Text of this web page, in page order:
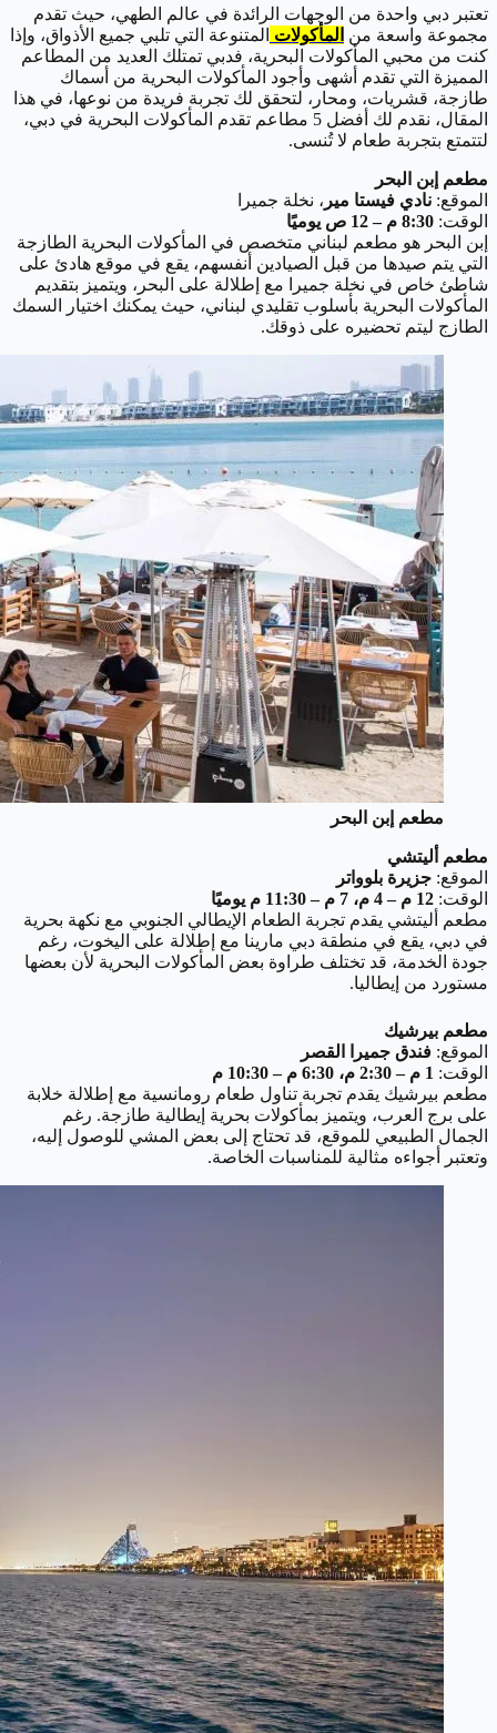
تعتبر دبي واحدة من الوجهات الرائدة في عالم الطهي، حيث تقدم
مجموعة واسعة من المأكولات المتنوعة التي تلبي جميع الأذواق، وإذا
كنت من محبي المأكولات البحرية، فدبي تمتلك العديد من المطاعم
المميزة التي تقدم أشهى وأجود المأكولات البحرية من أسماك
طازجة، قشريات، ومحار، لتحقق لك تجربة فريدة من نوعها، في هذا
المقال، نقدم لك أفضل 5 مطاعم تقدم المأكولات البحرية في دبي،
لتتمتع بتجربة طعام لا تُنسى.
مطعم إبن البحر
الموقع: نادي فيستا مير ، نخلة جميرا
الوقت: 8:30 م – 12 ص يوميًا
إبن البحر هو مطعم لبناني متخصص في المأكولات البحرية الطازجة
التي يتم صيدها من قبل الصيادين أنفسهم، يقع في موقع هادئ على
شاطئ خاص في نخلة جميرا مع إطلالة على البحر، ويتميز بتقديم
المأكولات البحرية بأسلوب تقليدي لبناني، حيث يمكنك اختيار السمك
الطازج ليتم تحضيره على ذوقك.
مطعم إبن البحر
مطعم أليتشي
الموقع: جزيرة بلوواتر
الوقت: 12 م – 4 م، 7 م – 11:30 م يوميًا
مطعم أليتشي يقدم تجربة الطعام الإيطالي الجنوبي مع نكهة بحرية
في دبي، يقع في منطقة دبي مارينا مع إطلالة على اليخوت، رغم
جودة الخدمة، قد تختلف طراوة بعض المأكولات البحرية لأن بعضها
مستورد من إيطاليا.
مطعم بيرشيك
الموقع: فندق جميرا القصر
الوقت: 1 م – 2:30 م، 6:30 م – 10:30 م
مطعم بيرشيك يقدم تجربة تناول طعام رومانسية مع إطلالة خلابة
على برج العرب، ويتميز بمأكولات بحرية إيطالية طازجة. رغم
الجمال الطبيعي للموقع، قد تحتاج إلى بعض المشي للوصول إليه،
وتعتبر أجواءه مثالية للمناسبات الخاصة.